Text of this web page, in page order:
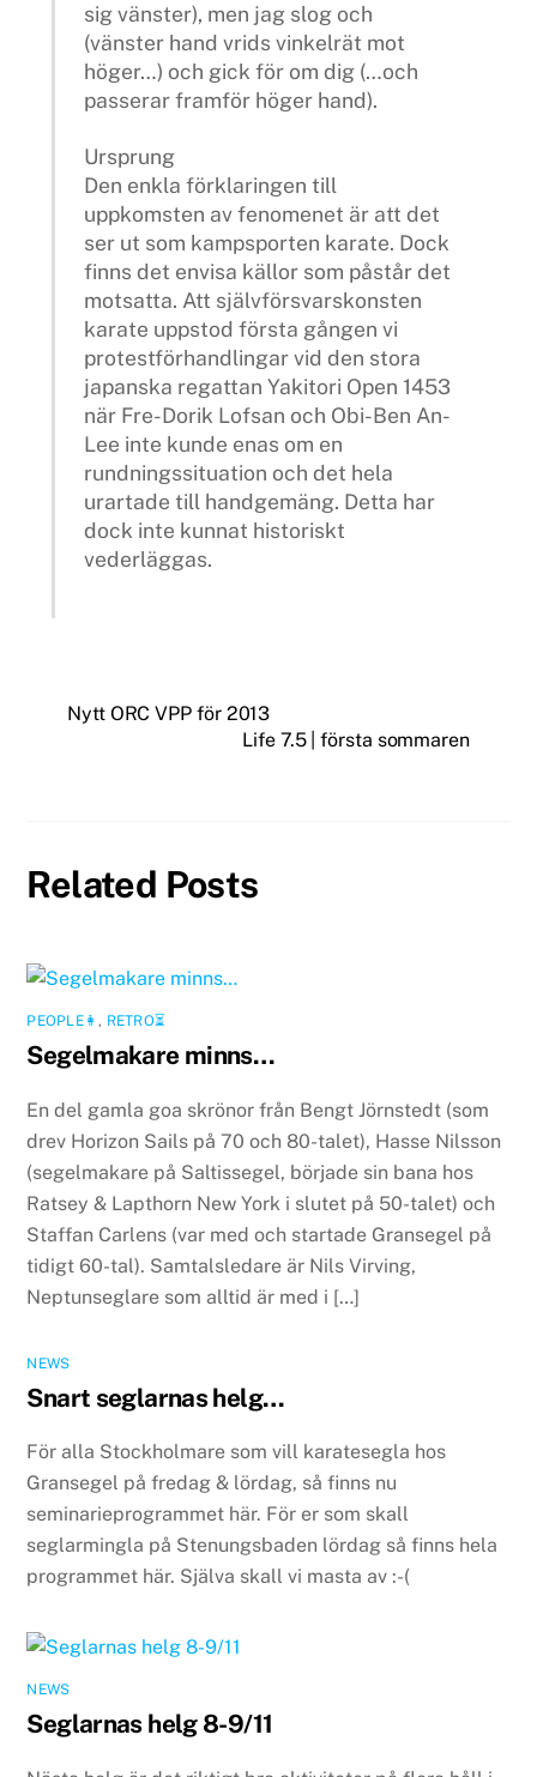
sig vänster), men jag slog och
(vänster hand vrids vinkelrät mot
höger…) och gick för om dig (…och
passerar framför höger hand).
Ursprung
Den enkla förklaringen till
uppkomsten av fenomenet är att det
ser ut som kampsporten karate. Dock
finns det envisa källor som påstår det
motsatta. Att självförsvarskonsten
karate uppstod första gången vi
protestförhandlingar vid den stora
japanska regattan Yakitori Open 1453
när Fre-Dorik Lofsan och Obi-Ben An-
Lee inte kunde enas om en
rundningssituation och det hela
urartade till handgemäng. Detta har
dock inte kunnat historiskt
vederläggas.
Nytt ORC VPP för 2013
Life 7.5 | första sommaren
Related Posts
PEOPLE👩, RETRO⏳
Segelmakare minns…
En del gamla goa skrönor från Bengt Jörnstedt (som
drev Horizon Sails på 70 och 80-talet), Hasse Nilsson
(segelmakare på Saltissegel, började sin bana hos
Ratsey & Lapthorn New York i slutet på 50-talet) och
Staffan Carlens (var med och startade Gransegel på
tidigt 60-tal). Samtalsledare är Nils Virving,
Neptunseglare som alltid är med i […]
NEWS
Snart seglarnas helg…
För alla Stockholmare som vill karatesegla hos
Gransegel på fredag & lördag, så finns nu
seminarieprogrammet här. För er som skall
seglarmingla på Stenungsbaden lördag så finns hela
programmet här. Själva skall vi masta av :-(
NEWS
Seglarnas helg 8-9/11